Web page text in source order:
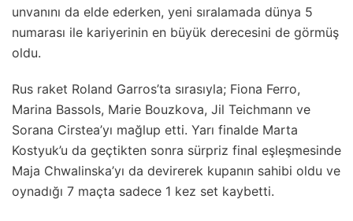
unvanını da elde ederken, yeni sıralamada dünya 5
numarası ile kariyerinin en büyük derecesini de görmüş
oldu.
Rus raket Roland Garros’ta sırasıyla; Fiona Ferro,
Marina Bassols, Marie Bouzkova, Jil Teichmann ve
Sorana Cirstea’yı mağlup etti. Yarı finalde Marta
Kostyuk’u da geçtikten sonra sürpriz final eşleşmesinde
Maja Chwalinska’yı da devirerek kupanın sahibi oldu ve
oynadığı 7 maçta sadece 1 kez set kaybetti.